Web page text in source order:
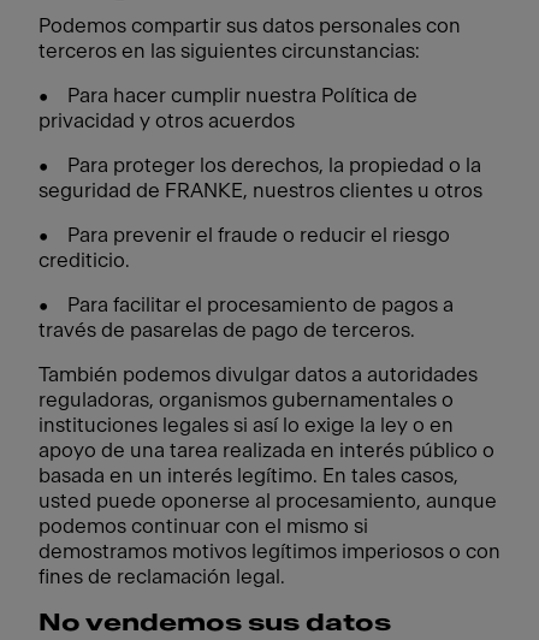
Podemos compartir sus datos personales con
terceros en las siguientes circunstancias:
• Para hacer cumplir nuestra Política de
privacidad y otros acuerdos
• Para proteger los derechos, la propiedad o la
seguridad de FRANKE, nuestros clientes u otros
• Para prevenir el fraude o reducir el riesgo
crediticio.
• Para facilitar el procesamiento de pagos a
través de pasarelas de pago de terceros.
También podemos divulgar datos a autoridades
reguladoras, organismos gubernamentales o
instituciones legales si así lo exige la ley o en
apoyo de una tarea realizada en interés público o
basada en un interés legítimo. En tales casos,
usted puede oponerse al procesamiento, aunque
podemos continuar con el mismo si
demostramos motivos legítimos imperiosos o con
fines de reclamación legal.
No vendemos sus datos